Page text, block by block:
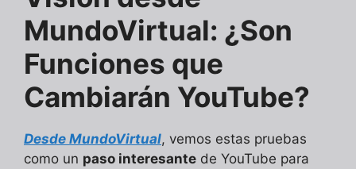
MundoVirtual: ¿Son
Funciones que
Cambiarán YouTube?
Desde MundoVirtual, vemos estas pruebas
como un paso interesante de YouTube para